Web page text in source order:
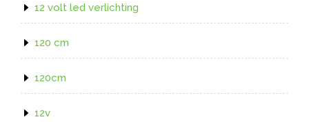
12 volt led verlichting
120 cm
120cm
12v